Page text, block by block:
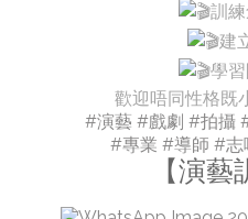
訓
建
學
歡迎唔同性格既
#演藝 #戲劇 #拍攝
#專業 #導師 #志
【演藝